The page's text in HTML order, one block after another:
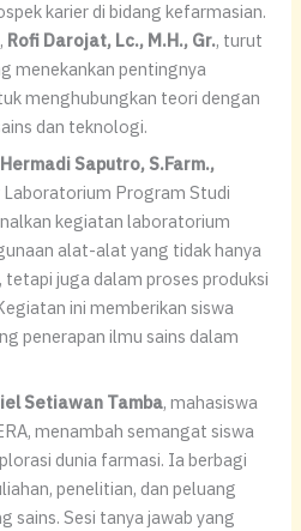
karier di bidang kefarmasian.
Rofi Darojat, Lc., M.H., Gr., turut
menekankan pentingnya
menghubungkan teori dengan
dan teknologi.
Saputro, S.Farm.,
Program Studi
kegiatan laboratorium
alat-alat yang tidak hanya
juga dalam proses produksi
ini memberikan siswa
penerapan ilmu sains dalam
Setiawan Tamba, mahasiswa
menambah semangat siswa
dunia farmasi. Ia berbagi
penelitian, dan peluang
sains. Sesi tanya jawab yang